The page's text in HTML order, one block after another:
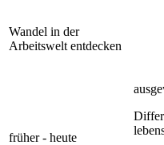
Wandel in der
Arbeitswelt entdecken
früher - heute